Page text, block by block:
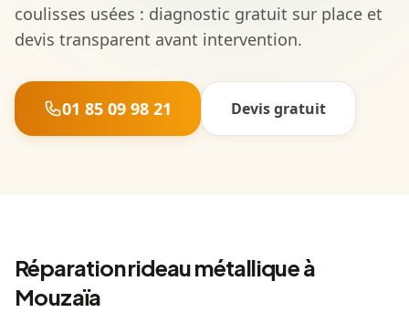
coulisses usées : diagnostic gratuit sur place et
devis transparent avant intervention.
01 85 09 98 21 Devis gratuit
Réparation rideau métallique à
Mouzaïa